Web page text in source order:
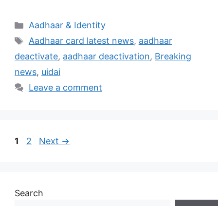
Categories
Aadhaar & Identity
Tags
Aadhaar card latest news, aadhaar
deactivate, aadhaar deactivation, Breaking
news, uidai
Leave a comment
Page
1 Page
2 Next →
Search